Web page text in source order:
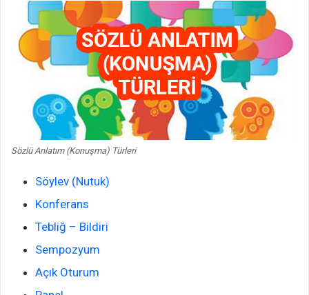
Sözlü Anlatım (Konuşma) Türleri
Söylev (Nutuk)
Konferans
Tebliğ – Bildiri
Sempozyum
Açık Oturum